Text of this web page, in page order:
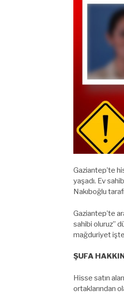
Gaziantep’te
yaşadı. Ev
Nakıboğlu
Gaziantep’te
sahibi oluruz”
mağduriyet
ŞUFA
Hisse satın
ortaklarından